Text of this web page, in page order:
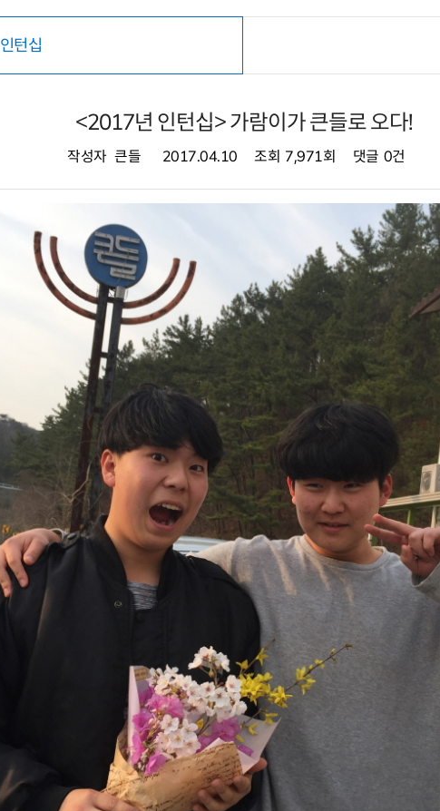
인턴십
<2017년 인턴십> 가람이가 큰들로 오다!
작성자 큰들 2017.04.10 조회 7,971회 댓글 0건